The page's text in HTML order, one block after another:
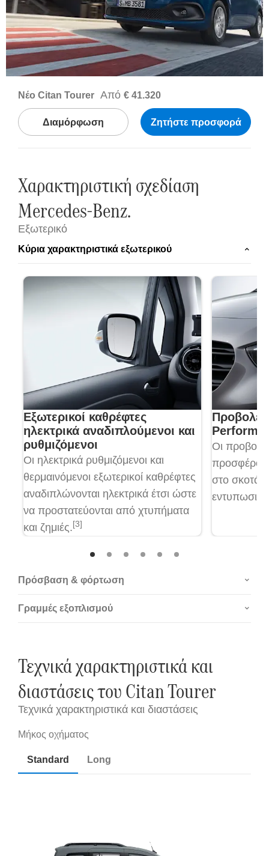
Νέο Citan Tourer Από € 41.320
Διαμόρφωση Ζητήστε προσφορά
Χαρακτηριστική σχεδίαση
Mercedes-Benz.
Εξωτερικό
Κύρια χαρακτηριστικά εξωτερικού
Εξωτερικοί καθρέφτες
ηλεκτρικά αναδιπλούμενοι και
ρυθμιζόμενοι
Οι ηλεκτρικά ρυθμιζόμενοι και
θερμαινόμενοι εξωτερικοί καθρέφτες
αναδιπλώνονται ηλεκτρικά έτσι ώστε
να προστατεύονται από χτυπήματα
και ζημιές. [3]
Οι
στο
Πρόσβαση & φόρτωση
Γραμμές εξοπλισμού
Τεχνικά χαρακτηριστικά και
διαστάσεις του Citan Tourer
Τεχνικά χαρακτηριστικά και διαστάσεις
Standard Long